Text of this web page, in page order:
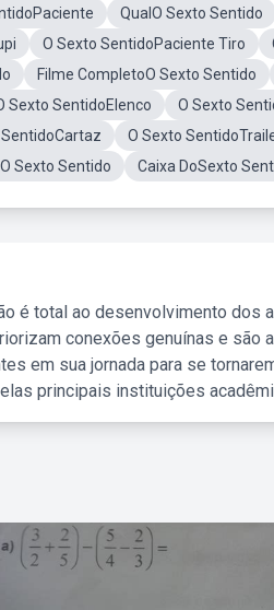
QualO Sexto Sentido
O Sexto SentidoPaciente Tiro
Filme CompletoO Sexto Sentido
Sexto SentidoElenco
O Sexto
O Sexto
Sexto Sentido Caixa DoSexto
é total ao desenvolvimento dos
conexões genuínas e são
em sua jornada para se
principais instituições